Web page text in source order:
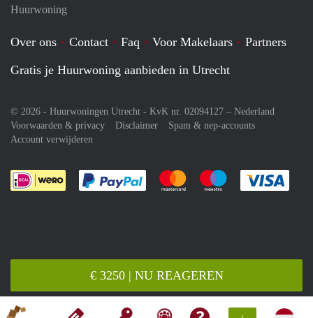
€ 3250 | NU REAGEREN
Huurwoning
Over ons Contact Faq Voor Makelaars
Partners
Gratis je Huurwoning aanbieden in Utrecht
© 2026 - Huurwoningen Utrecht - KvK nr. 02094127 – Nederland
Voorwaarden & privacy
Disclaimer
Spam & nep-accounts
Account verwijderen
Je rekent gemakkelijk af met Paypal
Je rekent gemakkelijk af met
Je rekent